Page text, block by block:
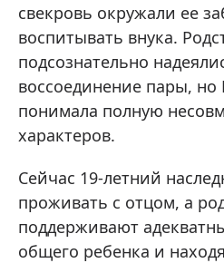
свекровь окружали ее
воспитывать внука.
подсознательно
воссоединение пары,
понимала полную
характеров.
Сейчас 19-летний
проживать с отцом, а
поддерживают
общего ребенка и